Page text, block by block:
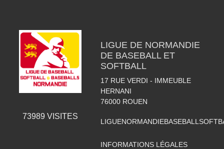
73989 VISITES
LIGUE DE NORMANDIE
DE BASEBALL ET
SOFTBALL
17 RUE VERDI - IMMEUBLE
HERNANI
76000 ROUEN
INFORMATIONS LÉGALES